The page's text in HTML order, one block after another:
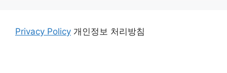
Privacy Policy 개인정보 처리방침